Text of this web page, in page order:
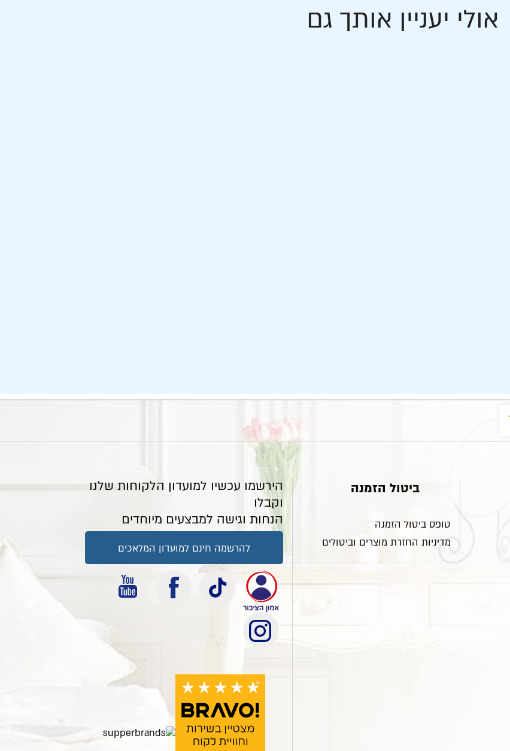
אולי יעניין אותך גם
ביטול הזמנה
טופס ביטול הזמנה
מדיניות החזרת מוצרים וביטולים
הירשמו עכשיו למועדון הלקוחות שלנו
וקבלו
הנחות וגישה למבצעים מיוחדים
להרשמה חינם למועדון המלאכים